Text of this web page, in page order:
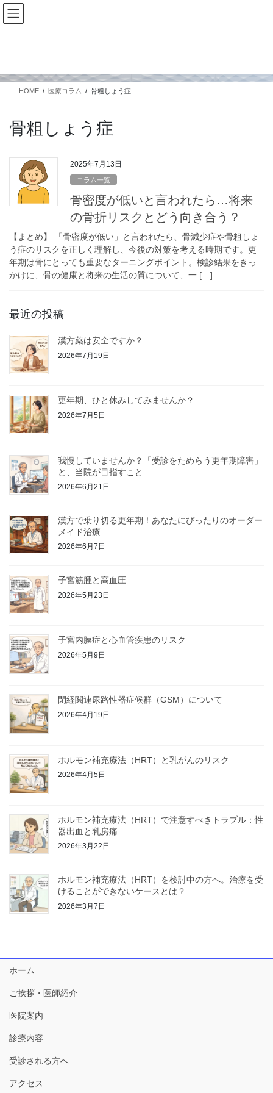
コ
ン
移
ナ
ビ
ン
HOME 医療コラム 骨粗しょう症
骨粗しょう症
2025年7月13日
コラム一覧
骨密度が低いと言われたら…将来
の骨折リスクとどう向き合う？
【まとめ】 「骨密度が低い」と言われたら、骨減少症や骨粗しょ
う症のリスクを正しく理解し、今後の対策を考える時期です。更
年期は骨にとっても重要なターニングポイント。検診結果をきっ
かけに、骨の健康と将来の生活の質について、一 […]
最近の投稿
漢方薬は安全ですか？
2026年7月19日
更年期、ひと休みしてみませんか？
2026年7月5日
我慢していませんか？「受診をためらう更年期障害」
と、当院が目指すこと
2026年6月21日
漢方で乗り切る更年期！あなたにぴったりのオーダー
メイド治療
2026年6月7日
子宮筋腫と高血圧
2026年5月23日
子宮内膜症と心血管疾患のリスク
2026年5月9日
閉経関連尿路性器症候群（GSM）について
2026年4月19日
ホルモン補充療法（HRT）と乳がんのリスク
2026年4月5日
ホルモン補充療法（HRT）で注意すべきトラブル：性
器出血と乳房痛
2026年3月22日
ホルモン補充療法（HRT）を検討中の方へ。治療を受
けることができないケースとは？
2026年3月7日
ホーム
ご挨拶・医師紹介
医院案内
診療内容
受診される方へ
アクセス